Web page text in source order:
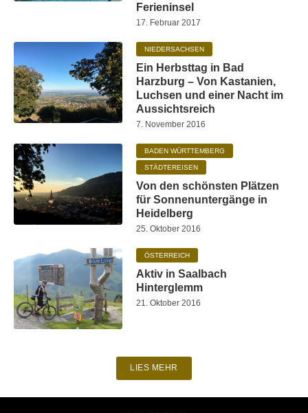
Ferieninsel
17. Februar 2017
NIEDERSACHSEN
Ein Herbsttag in Bad
Harzburg – Von Kastanien,
Luchsen und einer Nacht im
Aussichtsreich
7. November 2016
BADEN WÜRTTEMBERG
STÄDTEREISEN
Von den schönsten Plätzen
für Sonnenuntergänge in
Heidelberg
25. Oktober 2016
ÖSTERREICH
Aktiv in Saalbach
Hinterglemm
21. Oktober 2016
LIES MEHR